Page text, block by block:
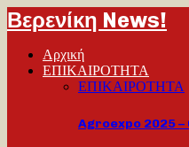
Βερενίκη News!
Αρχική
ΕΠΙΚΑΙΡΟΤΗΤΑ
ΕΠΙΚΑΙΡΟΤΗΤΑ
Agroexpo 2025 –